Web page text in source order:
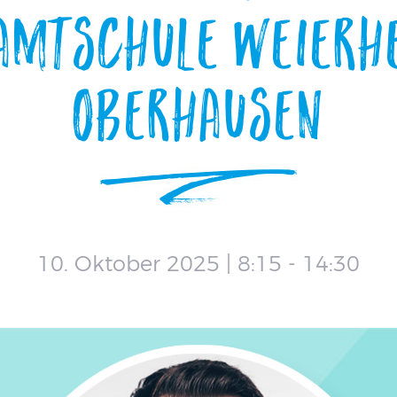
Oberhausen
10. Oktober 2025 | 8:15 - 14:30